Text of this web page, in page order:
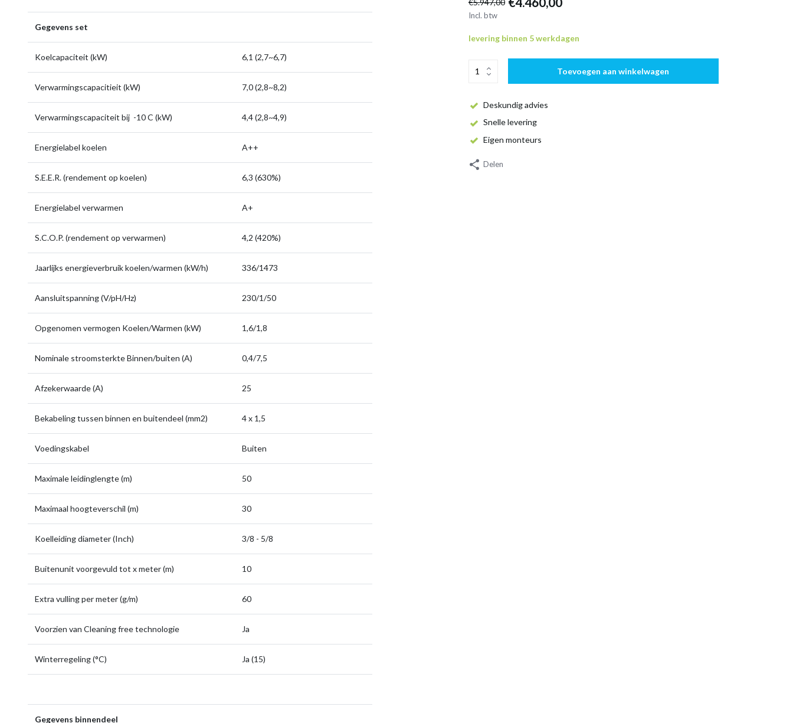
Gegevens set
Koelcapaciteit (kW) 6,1 (2,7~6,7)
Verwarmingscapacitieit (kW) 7,0 (2,8~8,2)
Verwarmingscapaciteit bij -10 C (kW) 4,4 (2,8~4,9)
Energielabel koelen A++
S.E.E.R. (rendement op koelen) 6,3 (630%)
Energielabel verwarmen A+
S.C.O.P. (rendement op verwarmen) 4,2 (420%)
Jaarlijks energieverbruik koelen/warmen (kW/h) 336/1473
Aansluitspanning (V/pH/Hz) 230/1/50
Opgenomen vermogen Koelen/Warmen (kW) 1,6/1,8
Nominale stroomsterkte Binnen/buiten (A) 0,4/7,5
Afzekerwaarde (A) 25
Bekabeling tussen binnen en buitendeel (mm2) 4 x 1,5
Voedingskabel Buiten
Maximale leidinglengte (m) 50
Maximaal hoogteverschil (m) 30
Koelleiding diameter (Inch) 3/8 - 5/8
Buitenunit voorgevuld tot x meter (m) 10
Extra vulling per meter (g/m) 60
Voorzien van Cleaning free technologie Ja
Winterregeling (°C) Ja (15)
Gegevens binnendeel
€5.947,00
Incl. btw
levering binnen 5 werkdagen
Toevoegen aan winkelwagen
Deskundig advies
Snelle levering
Eigen monteurs
Delen